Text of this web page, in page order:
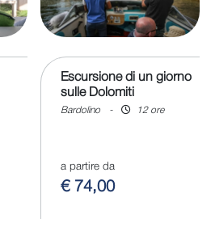
Escursione di un giorno
sulle Dolomiti
Bardolino - 12 ore
a partire da
€ 74,00